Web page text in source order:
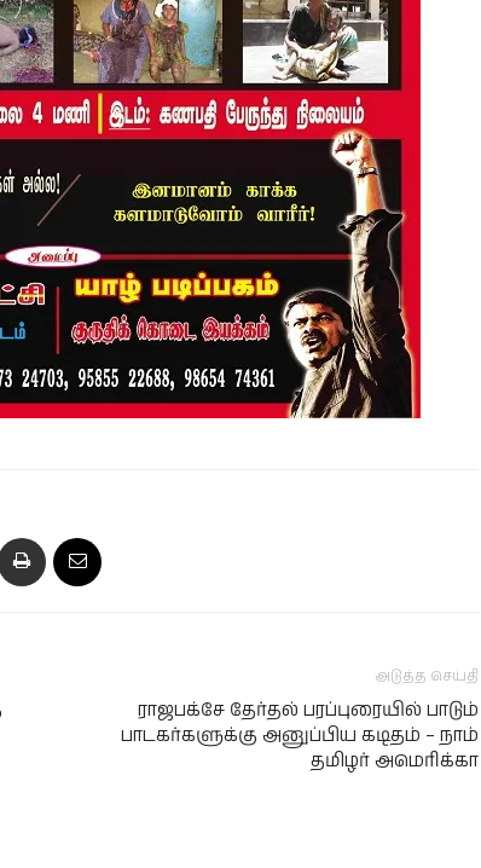
அடுத்த செய்தி
ராஜபக்சே தேர்தல் பரப்புரையில் பாடும்
பாடகர்களுக்கு அனுப்பிய கடிதம் – நாம்
தமிழர் அமெரிக்கா